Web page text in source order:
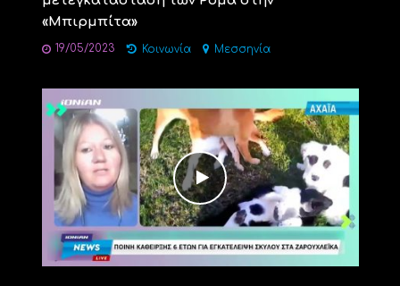
«Μπιρμπίτα»
19/05/2023 Κοινωνία Μεσσηνία